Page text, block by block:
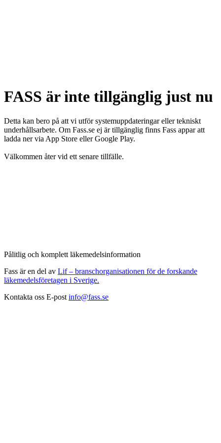
FASS är inte tillgänglig just nu
Detta kan bero på att vi utför systemuppdateringar eller tekniskt
underhållsarbete. Om Fass.se ej är tillgänglig finns Fass appar att
ladda ner via App Store eller Google Play.
Välkommen åter vid ett senare tillfälle.
Pålitlig och komplett läkemedelsinformation
Fass är en del av Lif – branschorganisationen för de forskande
läkemedelsföretagen i Sverige.
Kontakta oss E-post info@fass.se